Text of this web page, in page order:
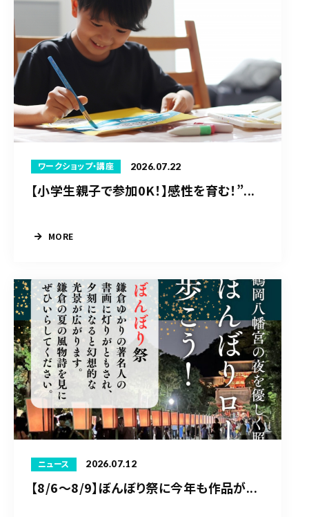
ワークショップ・講座 2026.07.22
【小学生親子で参加0K！】感性を育む！”...
MORE
ニュース 2026.07.12
【8/6〜8/9】ぼんぼり祭に今年も作品が...